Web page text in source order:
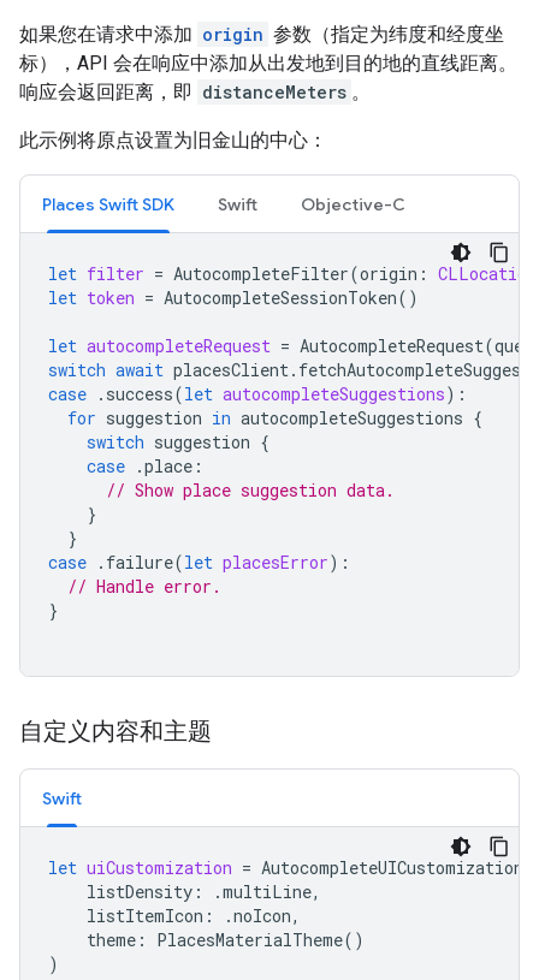
如果您在请求中添加 origin 参数（指定为纬度和经度坐
标），API 会在响应中添加从出发地到目的地的直线距离。
响应会返回距离，即 distanceMeters 。
此示例将原点设置为旧金山的中心：
Places Swift SDK Swift Objective-C
let filter = AutocompleteFilter(origin : CLLocation
let token = AutocompleteSessionToken()
let autocompleteRequest = AutocompleteRequest(
switch await placesClient .
case . success(let autocompleteSuggestions):
for suggestion in autocompleteSuggestions {
switch suggestion {
case .place :
// Show place suggestion data.
}
}
case . failure(let placesError):
// Handle error.
}
自定义内容和主题
Swift
let uiCustomization = AutocompleteUICustomization
listDensity : .multiLine,
listItemIcon : .noIcon,
theme : PlacesMaterialTheme()
)